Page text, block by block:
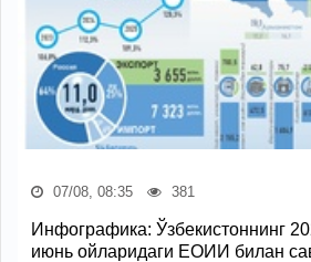
07/08, 08:35 381
Инфографика: Ўзбекистоннинг
июнь ойларидаги ЕОИИ билан